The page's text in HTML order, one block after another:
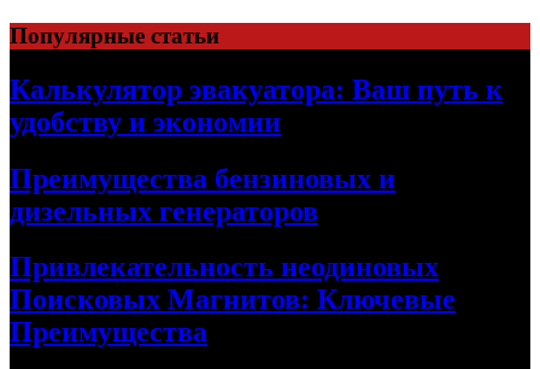
Skip
to
content
Популярные статьи
Калькулятор эвакуатора: Ваш путь к
удобству и экономии
Преимущества бензиновых и
дизельных генераторов
Привлекательность неодиновых
Поисковых Магнитов: Ключевые
Преимущества